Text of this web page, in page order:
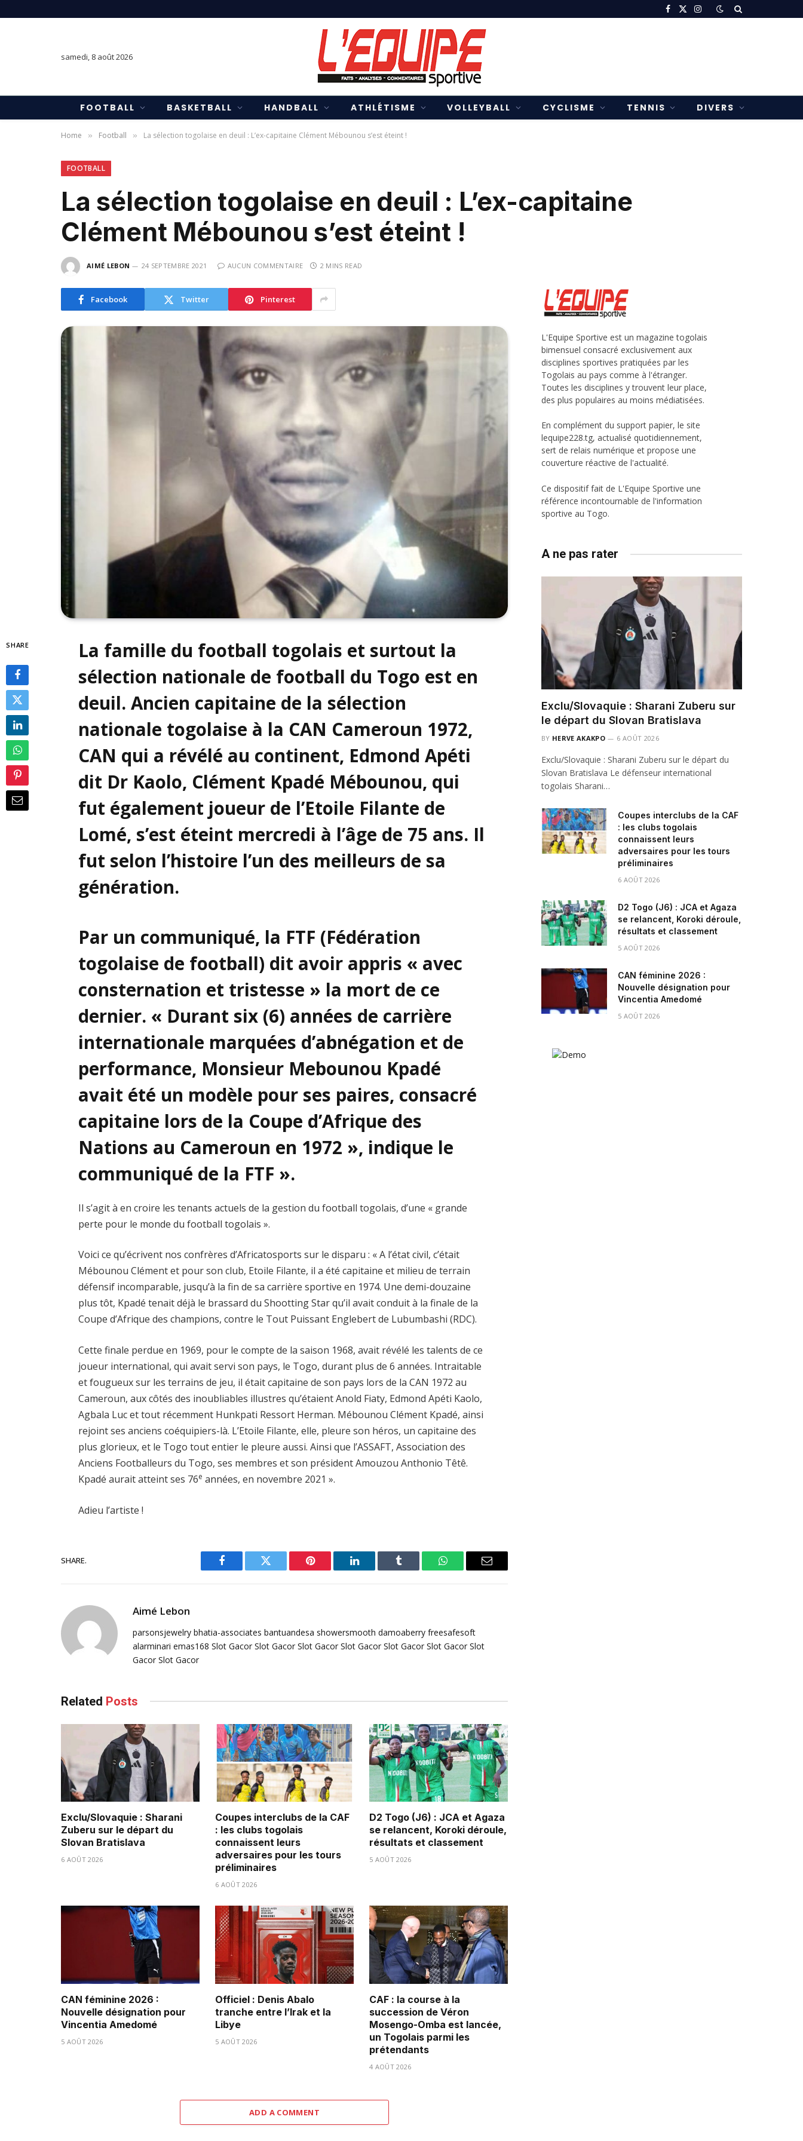
Facebook
X
Instagram
samedi, 8 août 2026
FOOTBALL BASKETBALL HANDBALL ATHLÉTISME VOLLEYBALL CYCLISME TENNIS DIVERS
Home » Football » La sélection togolaise en deuil : L’ex-capitaine Clément Mébounou s’est éteint !
FOOTBALL
La sélection togolaise en deuil : L’ex-capitaine
Clément Mébounou s’est éteint !
AIMÉ LEBON 24 SEPTEMBRE 2021 AUCUN COMMENTAIRE 2 MINS READ
Facebook Twitter Pinterest
SHARE
La famille du football togolais et surtout la
sélection nationale de football du Togo est en
deuil. Ancien capitaine de la sélection
nationale togolaise à la CAN Cameroun 1972,
CAN qui a révélé au continent, Edmond Apéti
dit Dr Kaolo, Clément Kpadé Mébounou, qui
fut également joueur de l’Etoile Filante de
Lomé, s’est éteint mercredi à l’âge de 75 ans. Il
fut selon l’histoire l’un des meilleurs de sa
génération.
Par un communiqué, la FTF (Fédération
togolaise de football) dit avoir appris « avec
consternation et tristesse » la mort de ce
dernier. « Durant six (6) années de carrière
internationale marquées d’abnégation et de
performance, Monsieur Mebounou Kpadé
avait été un modèle pour ses paires, consacré
capitaine lors de la Coupe d’Afrique des
Nations au Cameroun en 1972 », indique le
communiqué de la FTF ».
Il s’agit à en croire les tenants actuels de la gestion du football togolais, d’une « grande
perte pour le monde du football togolais ».
Voici ce qu’écrivent nos confrères d’Africatosports sur le disparu : « A l’état civil, c’était
Mébounou Clément et pour son club, Etoile Filante, il a été capitaine et milieu de terrain
défensif incomparable, jusqu’à la fin de sa carrière sportive en 1974. Une demi-douzaine
plus tôt, Kpadé tenait déjà le brassard du Shootting Star qu’il avait conduit à la finale de la
Coupe d’Afrique des champions, contre le Tout Puissant Englebert de Lubumbashi (RDC).
Cette finale perdue en 1969, pour le compte de la saison 1968, avait révélé les talents de ce
joueur international, qui avait servi son pays, le Togo, durant plus de 6 années. Intraitable
et fougueux sur les terrains de jeu, il était capitaine de son pays lors de la CAN 1972 au
Cameroun, aux côtés des inoubliables illustres qu’étaient Anold Fiaty, Edmond Apéti Kaolo,
Agbala Luc et tout récemment Hunkpati Ressort Herman. Mébounou Clément Kpadé, ainsi
rejoint ses anciens coéquipiers-là. L’Etoile Filante, elle, pleure son héros, un capitaine des
plus glorieux, et le Togo tout entier le pleure aussi. Ainsi que l’ASSAFT, Association des
Anciens Footballeurs du Togo, ses membres et son président Amouzou Anthonio Têtê.
Kpadé aurait atteint ses 76e années, en novembre 2021 ».
Adieu l’artiste !
SHARE.
Facebook Twitter Pinterest LinkedIn Tumblr WhatsAppEmail
Aimé Lebon
parsonsjewelry bhatia-associates bantuandesa showersmooth damoaberry freesafesoft
alarminari emas168 Slot Gacor Slot Gacor Slot Gacor Slot Gacor Slot Gacor Slot Gacor Slot
Gacor Slot Gacor
Related Posts
Exclu/Slovaquie : Sharani
Zuberu sur le départ du
Slovan Bratislava
6 AOÛT 2026
Coupes interclubs de la CAF
: les clubs togolais
connaissent leurs
adversaires pour les tours
préliminaires
6 AOÛT 2026
D2 Togo (J6) : JCA et Agaza
se relancent, Koroki déroule,
résultats et classement
5 AOÛT 2026
CAN féminine 2026 :
Nouvelle désignation pour
Vincentia Amedomé
5 AOÛT 2026
Officiel : Denis Abalo
tranche entre l’Irak et la
Libye
5 AOÛT 2026
CAF : la course à la
succession de Véron
Mosengo-Omba est lancée,
un Togolais parmi les
prétendants
4 AOÛT 2026
ADD A COMMENT
L'Equipe Sportive est un magazine togolais
bimensuel consacré exclusivement aux
disciplines sportives pratiquées par les
Togolais au pays comme à l'étranger.
Toutes les disciplines y trouvent leur place,
des plus populaires au moins médiatisées.
En complément du support papier, le site
lequipe228.tg, actualisé quotidiennement,
sert de relais numérique et propose une
couverture réactive de l'actualité.
Ce dispositif fait de L'Equipe Sportive une
référence incontournable de l'information
sportive au Togo.
A ne pas rater
Exclu/Slovaquie : Sharani Zuberu sur
le départ du Slovan Bratislava
BY HERVE AKAKPO 6 AOÛT 2026
Exclu/Slovaquie : Sharani Zuberu sur le départ du
Slovan Bratislava Le défenseur international
togolais Sharani…
Coupes interclubs de la CAF
: les clubs togolais
connaissent leurs
adversaires pour les tours
préliminaires
6 AOÛT 2026
D2 Togo (J6) : JCA et Agaza
se relancent, Koroki déroule,
résultats et classement
5 AOÛT 2026
CAN féminine 2026 :
Nouvelle désignation pour
Vincentia Amedomé
5 AOÛT 2026